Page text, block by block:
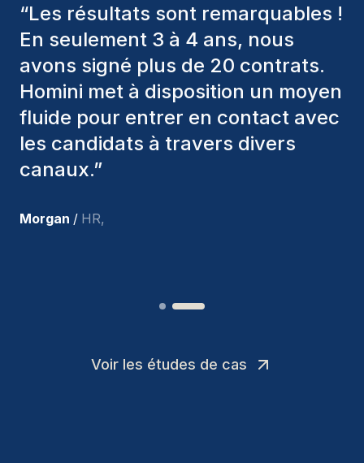
“Les consultants Homini ont
toujours pris en considération
divers critères pour nous proposer
les bons candidats. Ceux que
nous avons recrutés sont toujours
parmi nous, et personnellement, je
suis très satisfait des nouvelles
Voir les études de cas